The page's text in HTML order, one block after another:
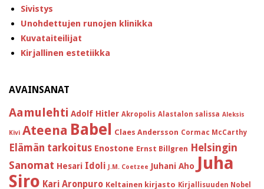
Sivistys
Unohdettujen runojen klinikka
Kuvataiteilijat
Kirjallinen estetiikka
AVAINSANAT
Aamulehti Adolf Hitler Akropolis Alastalon salissa Aleksis
Kivi Ateena Babel Claes Andersson Cormac McCarthy
Elämän tarkoitus Enostone Ernst Billgren Helsingin
Sanomat Hesari Idoli J.M. Coetzee Juhani Aho Juha
Siro Kari Aronpuro Keltainen kirjasto Kirjallisuuden Nobel